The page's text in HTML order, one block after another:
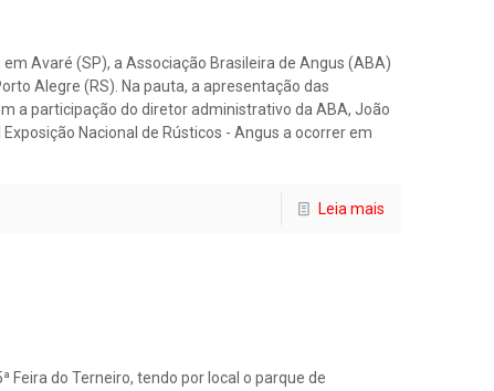
Avaré (SP), a Associação Brasileira de Angus (ABA)
Alegre (RS). Na pauta, a apresentação das
a participação do diretor administrativo da ABA, João
Nacional de Rústicos - Angus a ocorrer em
Leia mais
Feira do Terneiro, tendo por local o parque de